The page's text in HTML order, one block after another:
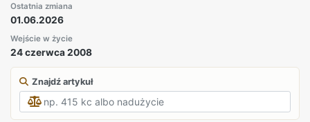
Ostatnia zmiana
01.06.2026
Wejście w życie
24 czerwca 2008
Znajdź artykuł